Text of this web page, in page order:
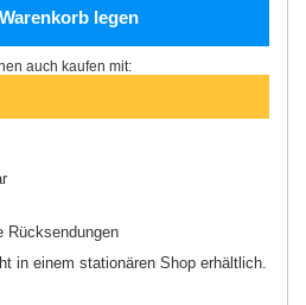
legen
auch kaufen mit:
Rücksendungen
in einem stationären Shop erhältlich.